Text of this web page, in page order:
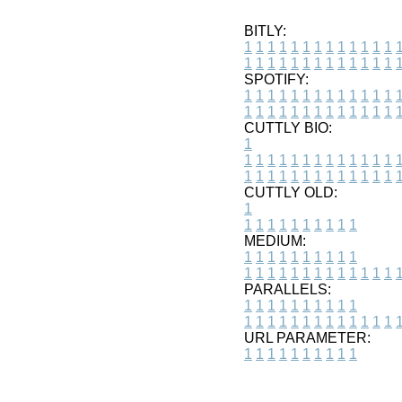
BITLY:
1 1 1 1 1 1 1 1 1 1 1 1 1 1
1 1 1 1 1 1 1 1 1 1 1 1 1 1
SPOTIFY:
1 1 1 1 1 1 1 1 1 1 1 1 1 1
1 1 1 1 1 1 1 1 1 1 1 1 1 1
CUTTLY BIO:
1
1 1 1 1 1 1 1 1 1 1 1 1 1 1
1 1 1 1 1 1 1 1 1 1 1 1 1 1
CUTTLY OLD:
1
1 1 1 1 1 1 1 1 1 1
MEDIUM:
1 1 1 1 1 1 1 1 1 1
1 1 1 1 1 1 1 1 1 1 1 1 1 1
PARALLELS:
1 1 1 1 1 1 1 1 1 1
1 1 1 1 1 1 1 1 1 1 1 1 1 1
URL PARAMETER:
1 1 1 1 1 1 1 1 1 1